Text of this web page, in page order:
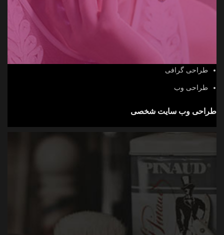
طراحی گرافی
طراحی وب
طراحی وب سایت شخصی